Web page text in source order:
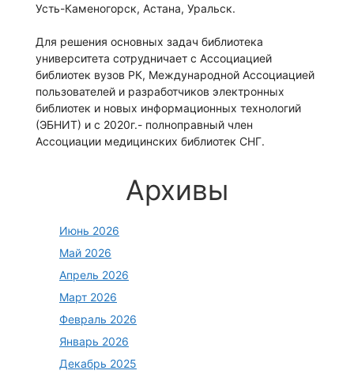
Усть-Каменогорск, Астана, Уральск.
Для решения основных задач библиотека
университета сотрудничает с Ассоциацией
библиотек вузов РК, Международной Ассоциацией
пользователей и разработчиков электронных
библиотек и новых информационных технологий
(ЭБНИТ) и с 2020г.- полноправный член
Ассоциации медицинских библиотек СНГ.
Архивы
Июнь 2026
Май 2026
Апрель 2026
Март 2026
Февраль 2026
Январь 2026
Декабрь 2025